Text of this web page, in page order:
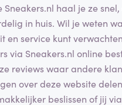
Sneakers.nl haal je ze
in huis. Wil je weten
en service kunt
via Sneakers.nl online
reviews waar andere
over deze website
beslissen of jij via